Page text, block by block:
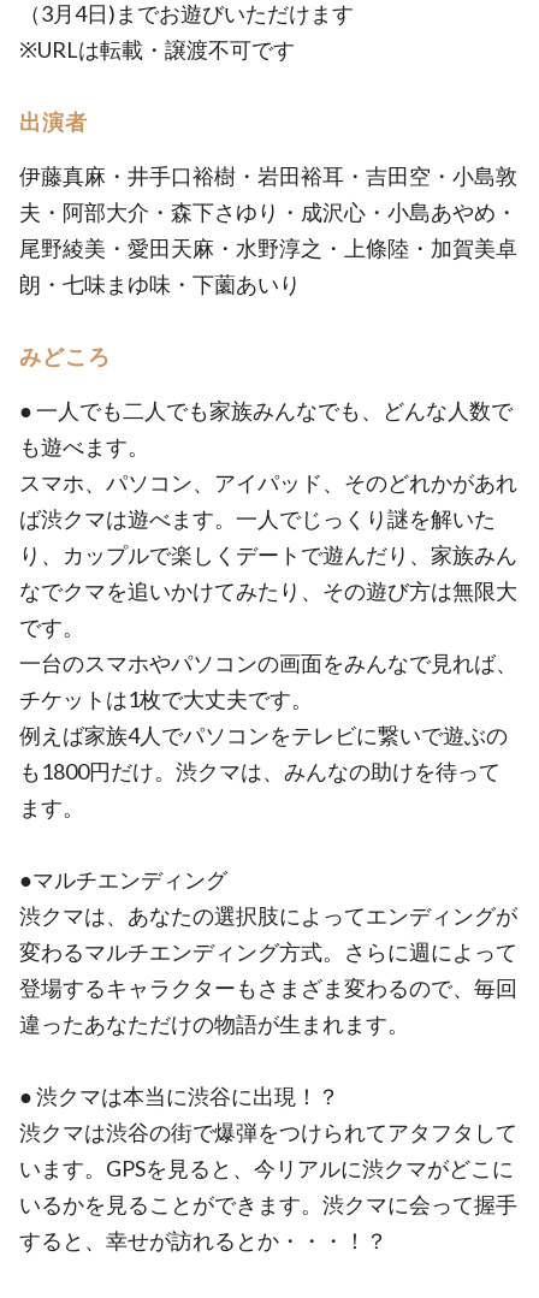
（3月4日)までお遊びいただけます
※URLは転載・譲渡不可です
出演者
伊藤真麻・井手口裕樹・岩田裕耳・吉田空・小島敦
夫・阿部大介・森下さゆり・成沢心・小島あやめ・
尾野綾美・愛田天麻・水野淳之・上條陸・加賀美卓
朗・七味まゆ味・下薗あいり
みどころ
● 一人でも二人でも家族みんなでも、どんな人数で
も遊べます。
スマホ、パソコン、アイパッド、そのどれかがあれ
ば渋クマは遊べます。一人でじっくり謎を解いた
り、カップルで楽しくデートで遊んだり、家族みん
なでクマを追いかけてみたり、その遊び方は無限大
です。
一台のスマホやパソコンの画面をみんなで見れば、
チケットは1枚で大丈夫です。
例えば家族4人でパソコンをテレビに繋いで遊ぶの
も1800円だけ。渋クマは、みんなの助けを待って
ます。
●マルチエンディング
渋クマは、あなたの選択肢によってエンディングが
変わるマルチエンディング方式。さらに週によって
登場するキャラクターもさまざま変わるので、毎回
違ったあなただけの物語が生まれます。
● 渋クマは本当に渋谷に出現！？
渋クマは渋谷の街で爆弾をつけられてアタフタして
います。GPSを見ると、今リアルに渋クマがどこに
いるかを見ることができます。渋クマに会って握手
すると、幸せが訪れるとか・・・！？